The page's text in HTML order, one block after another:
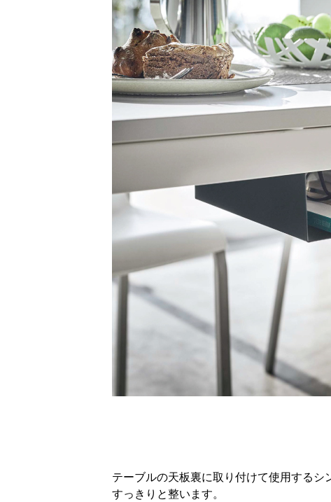
テーブルの天板裏に取り付けて使用する
すっきりと整います。